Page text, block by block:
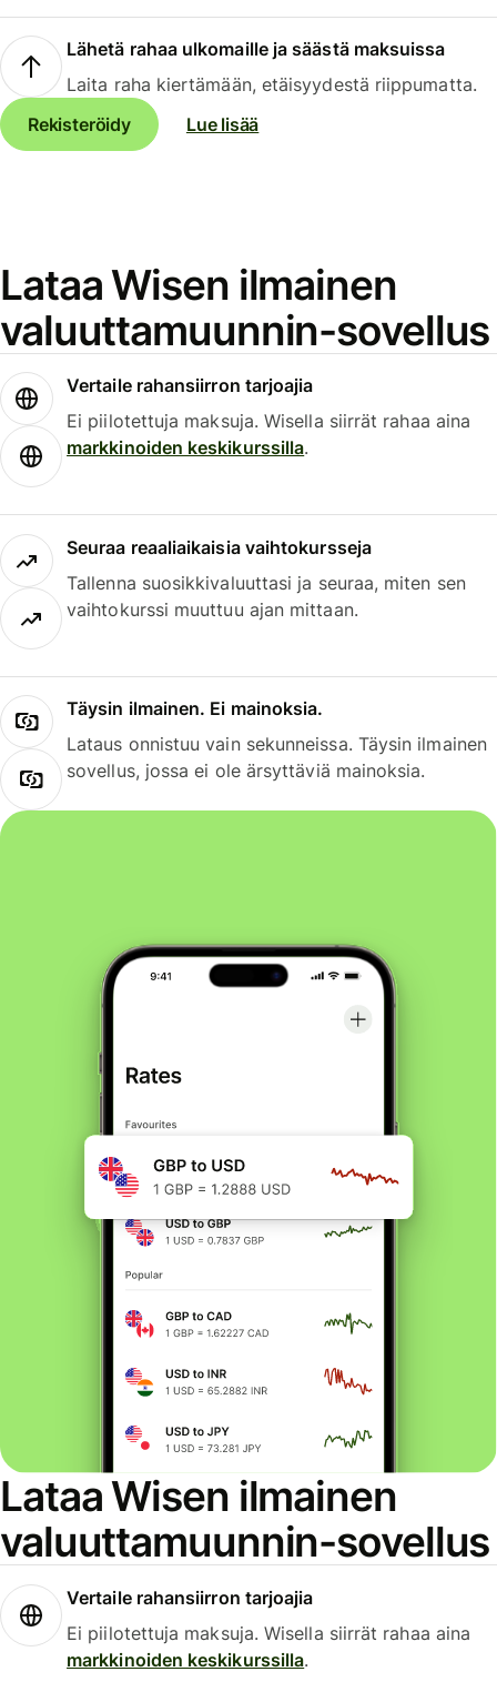
Lähetä rahaa ulkomaille ja säästä maksuissa
Laita raha kiertämään, etäisyydestä riippumatta.
Rekisteröidy
Lue lisää
Lataa Wisen ilmainen
valuuttamuunnin-sovellus
Vertaile rahansiirron tarjoajia
Ei piilotettuja maksuja. Wisella siirrät rahaa aina
markkinoiden keskikurssilla.
Seuraa reaaliaikaisia vaihtokursseja
Tallenna suosikkivaluuttasi ja seuraa, miten sen
vaihtokurssi muuttuu ajan mittaan.
Täysin ilmainen. Ei mainoksia.
Lataus onnistuu vain sekunneissa. Täysin ilmainen
sovellus, jossa ei ole ärsyttäviä mainoksia.
Lataa Wisen ilmainen
valuuttamuunnin-sovellus
Vertaile rahansiirron tarjoajia
Ei piilotettuja maksuja. Wisella siirrät rahaa aina
markkinoiden keskikurssilla.